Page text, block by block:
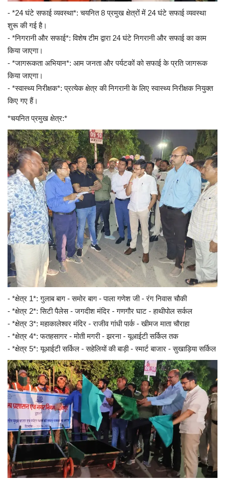
- *24 घंटे सफाई व्यवस्था*: चयनित 8 प्रमुख क्षेत्रों में 24 घंटे सफाई व्यवस्था
शुरू की गई है।
- *निगरानी और सफाई*: विशेष टीम द्वारा 24 घंटे निगरानी और सफाई का काम
किया जाएगा।
- *जागरूकता अभियान*: आम जनता और पर्यटकों को सफाई के प्रति जागरूक
किया जाएगा।
- *स्वास्थ्य निरीक्षक*: प्रत्येक क्षेत्र की निगरानी के लिए स्वास्थ्य निरीक्षक नियुक्त
किए गए हैं।
*चयनित प्रमुख क्षेत्र:*
- *क्षेत्र 1*: गुलाब बाग - समोर बाग - पाला गणेश जी - रंग निवास चौकी
- *क्षेत्र 2*: सिटी पैलेस - जगदीश मंदिर - गणगौर घाट - हाथीपोल सर्कल
- *क्षेत्र 3*: महाकालेश्वर मंदिर - राजीव गांधी पार्क - खीमज माता चौराहा
- *क्षेत्र 4*: फतहसागर - मोती मगरी - झरना - यूआईटी सर्किल तक
- *क्षेत्र 5*: यूआईटी सर्किल - सहेलियों की बाड़ी - स्मार्ट बाजार - सुखाड़िया सर्किल